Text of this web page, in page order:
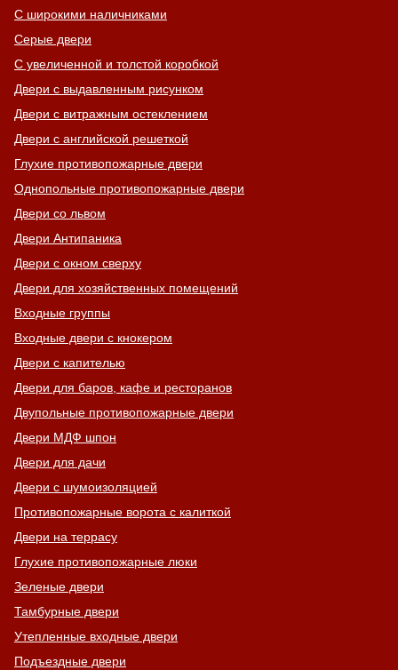
С широкими наличниками
Серые двери
С увеличенной и толстой коробкой
Двери с выдавленным рисунком
Двери с витражным остеклением
Двери с английской решеткой
Глухие противопожарные двери
Однопольные противопожарные двери
Двери со львом
Двери Антипаника
Двери с окном сверху
Двери для хозяйственных помещений
Входные группы
Входные двери с кнокером
Двери с капителью
Двери для баров, кафе и ресторанов
Двупольные противопожарные двери
Двери МДФ шпон
Двери для дачи
Двери с шумоизоляцией
Противопожарные ворота с калиткой
Двери на террасу
Глухие противопожарные люки
Зеленые двери
Тамбурные двери
Утепленные входные двери
Подъездные двери